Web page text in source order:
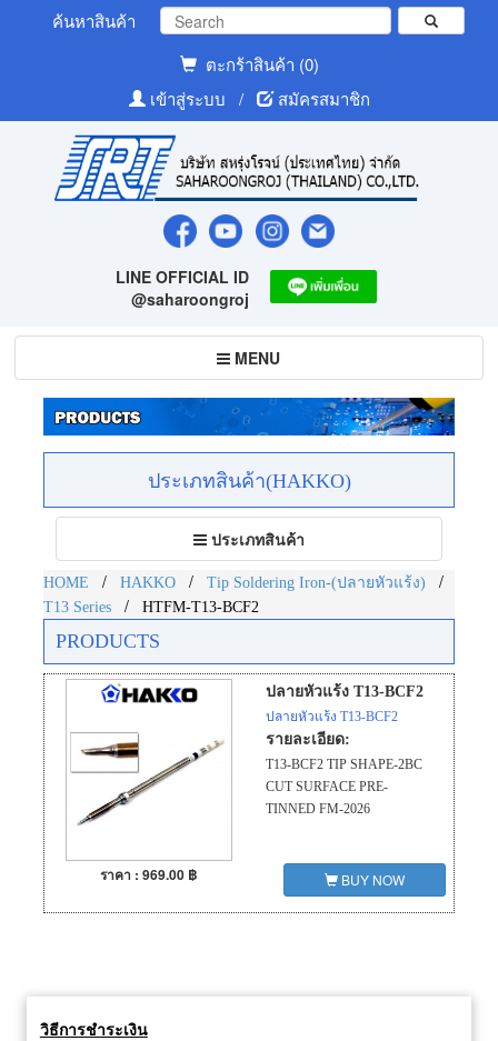
ค้นหาสินค้า
ตะกร้าสินค้า (0)
เข้าสู่ระบบ
/ สมัครสมาชิก
LINE OFFICIAL ID
@saharoongroj
Toggle
navigation
MENU
ประเภทสินค้า(HAKKO)
Toggle
navigation
ประเภทสินค้า
HOME / HAKKO / Tip Soldering Iron-(ปลายหัวแร้ง) /
T13 Series / HTFM-T13-BCF2
PRODUCTS
ปลายหัวแร้ง T13-BCF2
ปลายหัวแร้ง T13-BCF2
รายละเอียด:
T13-BCF2 TIP SHAPE-2BC
CUT SURFACE PRE-
TINNED FM-2026
ราคา : 969.00 ฿ BUY NOW
วิธีการชำระเงิน